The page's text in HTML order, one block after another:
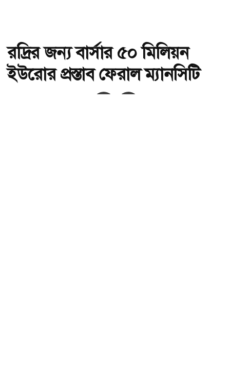
রদ্রির জন্য বার্সার ৫০ মিলিয়ন
ইউরোর প্রস্তাব ফেরাল ম্যানসিটি